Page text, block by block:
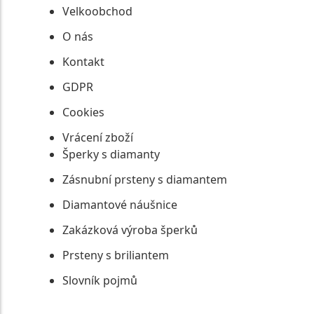
Velkoobchod
O nás
Kontakt
GDPR
Cookies
Vrácení zboží
Šperky s diamanty
Zásnubní prsteny s diamantem
Diamantové náušnice
Zakázková výroba šperků
Prsteny s briliantem
Slovník pojmů